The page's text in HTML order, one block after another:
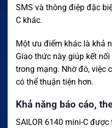
SMS và thông điệp đặc
C khác.
Một ưu điểm khác là khả
Giao thức này giúp kết nối
trong mạng. Nhờ đó, việc
có thể thuận tiện hơn.
Khả năng báo cáo,
SAILOR 6140 mini-C